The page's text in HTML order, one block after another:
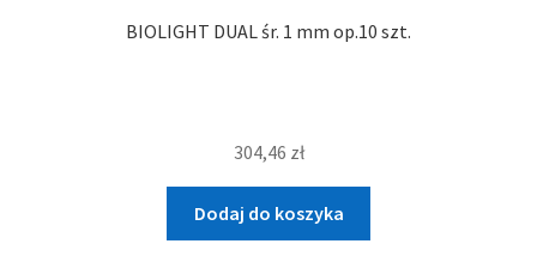
BIOLIGHT DUAL śr. 1 mm op.10 szt.
304,46 zł
Dodaj do koszyka